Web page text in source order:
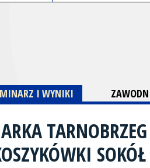
I WYNIKI
TARNOBRZEG